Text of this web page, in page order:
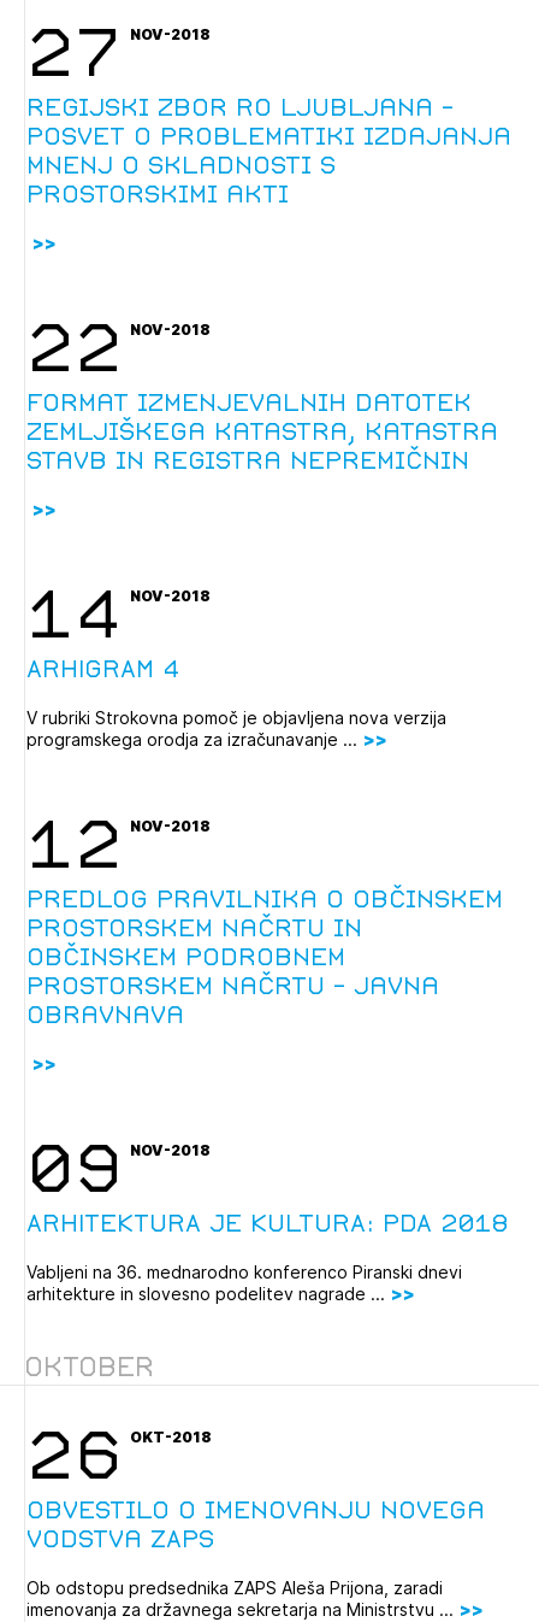
27 NOV-2018
regijski zbor RO Ljubljana -
posvet o problematiki izdajanja
mnenj o skladnosti s
prostorskimi akti
22 NOV-2018
Format izmenjevalnih datotek
zemljiškega katastra, katastra
stavb in registra nepremičnin
14 NOV-2018
ARHIGRAM 4
V rubriki Strokovna pomoč je objavljena nova verzija
programskega orodja za izračunavanje ...
12 NOV-2018
Predlog Pravilnika o občinskem
prostorskem načrtu in
občinskem podrobnem
prostorskem načrtu - javna
obravnava
09 NOV-2018
ARHITEKTURA JE KULTURA: PDA 2018
Vabljeni na 36. mednarodno konferenco Piranski dnevi
arhitekture in slovesno podelitev nagrade ...
Oktober
26 OKT-2018
Obvestilo o imenovanju novega
vodstva ZAPS
Ob odstopu predsednika ZAPS Aleša Prijona, zaradi
imenovanja za državnega sekretarja na Ministrstvu ...